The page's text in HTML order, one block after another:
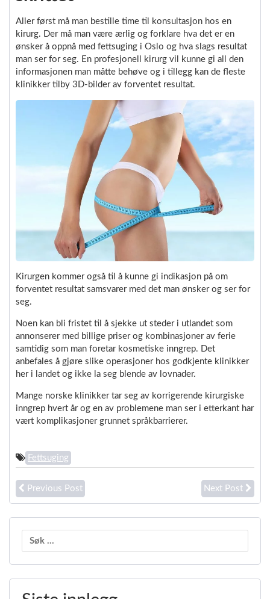
Aller først må man bestille time til konsultasjon hos en
kirurg. Der må man være ærlig og forklare hva det er en
ønsker å oppnå med fettsuging i Oslo og hva slags resultat
man ser for seg. En profesjonell kirurg vil kunne gi all den
informasjonen man måtte behøve og i tillegg kan de fleste
klinikker tilby 3D-bilder av forventet resultat.
Kirurgen kommer også til å kunne gi indikasjon på om
forventet resultat samsvarer med det man ønsker og ser for
seg.
Noen kan bli fristet til å sjekke ut steder i utlandet som
annonserer med billige priser og kombinasjoner av ferie
samtidig som man foretar kosmetiske inngrep. Det
anbefales å gjøre slike operasjoner hos godkjente klinikker
her i landet og ikke la seg blende av lovnader.
Mange norske klinikker tar seg av korrigerende kirurgiske
inngrep hvert år og en av problemene man ser i etterkant har
vært komplikasjoner grunnet språkbarrierer.
Fettsuging
Previous Post Next Post
Søk